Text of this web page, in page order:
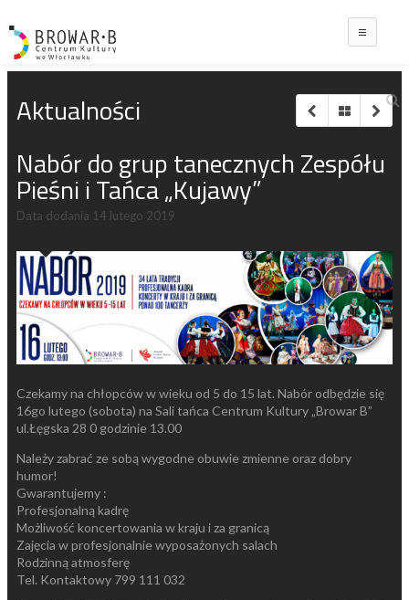
Aktualności
Nabór do grup tanecznych Zespółu
Pieśni i Tańca „Kujawy”
Data dodania 14 lutego 2019
Czekamy na chłopców w wieku od 5 do 15 lat. Nabór odbędzie się
16go lutego (sobota) na Sali tańca Centrum Kultury „Browar B”
ul.Łęgska 28 0 godzinie 13.00
Należy zabrać ze sobą wygodne obuwie zmienne oraz dobry
humor!
Gwarantujemy :
Profesjonalną kadrę
Możliwość koncertowania w kraju i za granicą
Zajęcia w profesjonalnie wyposażonych salach
Rodzinną atmosferę
Tel. Kontaktowy 799 111 032